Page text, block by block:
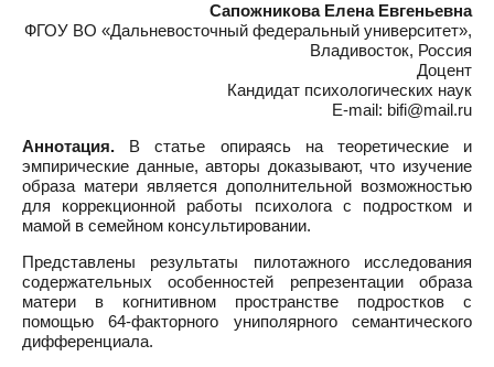
Сапожникова Елена Евгеньевна
ФГОУ ВО «Дальневосточный федеральный университет»,
Владивосток, Россия
Доцент
Кандидат психологических наук
E-mail: bifi@mail.ru
Аннотация. В статье опираясь на теоретические и
эмпирические данные, авторы доказывают, что изучение
образа матери является дополнительной возможностью
для коррекционной работы психолога с подростком и
мамой в семейном консультировании.
Представлены результаты пилотажного исследования
содержательных особенностей репрезентации образа
матери в когнитивном пространстве подростков с
помощью 64-факторного униполярного семантического
дифференциала.